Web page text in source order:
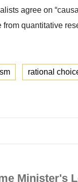
agree on
quantitative
rational
Minister's